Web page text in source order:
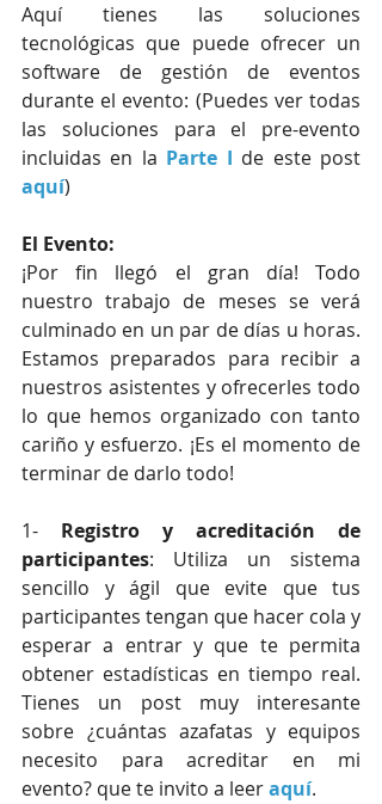
Aquí tienes las soluciones
tecnológicas que puede ofrecer un
software de gestión de eventos
durante el evento: (Puedes ver todas
las soluciones para el pre-evento
incluidas en la Parte I
aquí)
El Evento:
¡Por fin llegó el gran día! Todo
nuestro trabajo de meses se verá
culminado en un par de días u horas.
Estamos preparados para recibir a
nuestros asistentes y ofrecerles todo
lo que hemos organizado con tanto
cariño y esfuerzo. ¡Es el momento de
terminar de darlo todo!
1- Registro y acreditación de
participantes: Utiliza un sistema
sencillo y ágil que evite que tus
participantes tengan que hacer cola y
esperar a entrar y que te permita
obtener estadísticas en tiempo real.
Tienes un post muy interesante
sobre ¿cuántas azafatas y equipos
necesito para acreditar en mi
evento? que te invito a leer aquí.